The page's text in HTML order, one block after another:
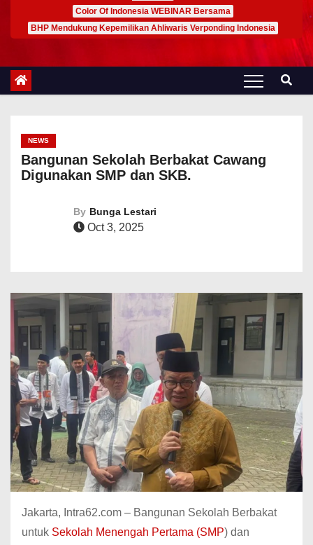
Color Of Indonesia WEBINAR Bersama
BHP Mendukung Kepemilikan Ahliwaris Verponding Indonesia
NEWS
Bangunan Sekolah Berbakat Cawang
Digunakan SMP dan SKB.
By Bunga Lestari
Oct 3, 2025
Jakarta, Intra62.com – Bangunan Sekolah Berbakat
untuk Sekolah Menengah Pertama (SMP) dan